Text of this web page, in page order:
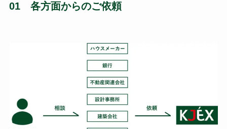
01 各方面からのご依頼